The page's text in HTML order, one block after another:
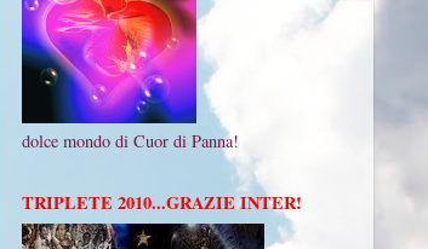
dolce mondo di Cuor di Panna!
TRIPLETE 2010...GRAZIE INTER!